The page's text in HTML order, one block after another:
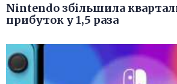
Nintendo збільшила
прибуток у 1,5 раза